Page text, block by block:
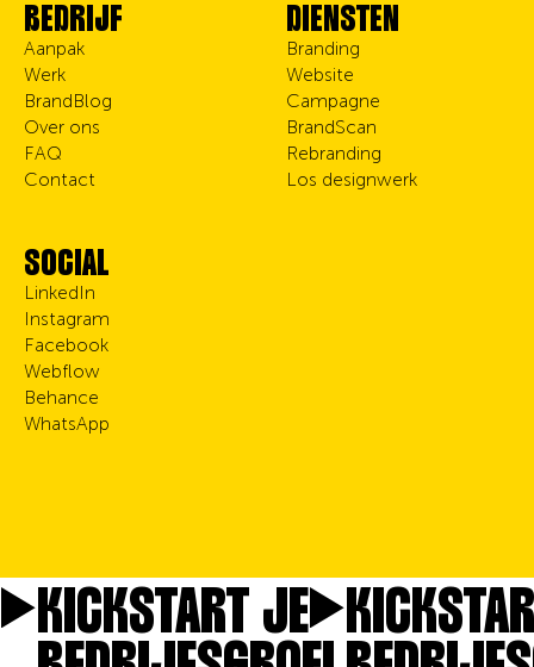
BEDRIJF
Aanpak
Werk
BrandBlog
Over ons
FAQ
Contact
DIENSTEN
Branding
Website
Campagne
BrandScan
Rebranding
Los designwerk
SOCIAL
LinkedIn
Instagram
Facebook
Webflow
Behance
WhatsApp
KICKSTART JE